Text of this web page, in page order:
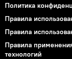
Политика
Правила
Правила
Правила
технологий